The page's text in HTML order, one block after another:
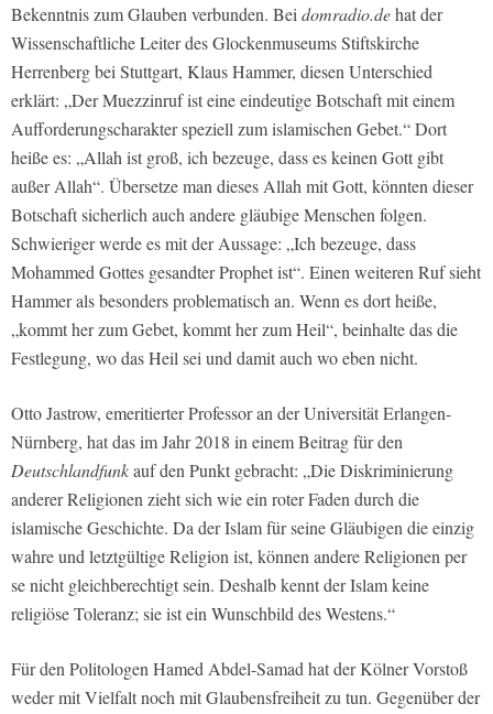
Bekenntnis zum Glauben verbunden. Bei domradio.dehat der
Wissenschaftliche Leiter des Glockenmuseums Stiftskirche
Herrenberg bei Stuttgart, Klaus Hammer, diesen Unterschied
erklärt: „Der Muezzinruf ist eine eindeutige Botschaft mit einem
Aufforderungscharakter speziell zum islamischen Gebet.“ Dort
heiße es: „Allah ist groß, ich bezeuge, dass es keinen Gott gibt
außer Allah“. Übersetze man dieses Allah mit Gott, könnten dieser
Botschaft sicherlich auch andere gläubige Menschen folgen.
Schwieriger werde es mit der Aussage: „Ich bezeuge, dass
Mohammed Gottes gesandter Prophet ist“. Einen weiteren Ruf sieht
Hammer als besonders problematisch an. Wenn es dort heiße,
„kommt her zum Gebet, kommt her zum Heil“, beinhalte das die
Festlegung, wo das Heil sei und damit auch wo eben nicht.
Otto Jastrow, emeritierter Professor an der Universität Erlangen-
Nürnberg, hat das im Jahr 2018 in einem Beitrag für den
Deutschlandfunkauf den Punkt gebracht: „Die Diskriminierung
anderer Religionen zieht sich wie ein roter Faden durch die
islamische Geschichte. Da der Islam für seine Gläubigen die einzig
wahre und letztgültige Religion ist, können andere Religionen per
se nicht gleichberechtigt sein. Deshalb kennt der Islam keine
religiöse Toleranz; sie ist ein Wunschbild des Westens.“
Für den Politologen Hamed Abdel-Samad hat der Kölner Vorstoß
weder mit Vielfalt noch mit Glaubensfreiheit zu tun. Gegenüber der